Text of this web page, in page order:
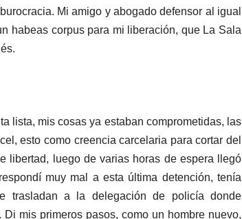
Mi amigo y abogado defensor al igual
habeas corpus para mi liberación, que La Sala
lista, mis cosas ya estaban comprometidas, las
esto como creencia carcelaria para cortar del
libertad, luego de varias horas de espera llegó
muy mal a esta última detención, tenía
trasladan a la delegación de policía donde
mis primeros pasos, como un hombre nuevo,